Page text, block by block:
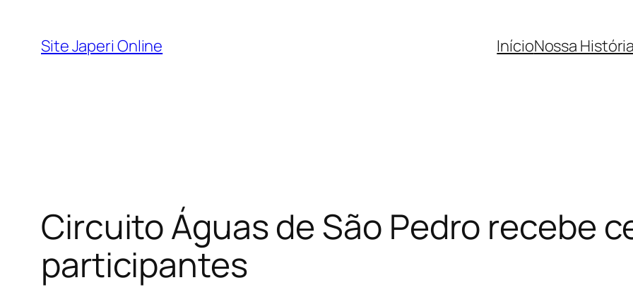
Site Japeri Online InícioNossa
Circuito Águas de São Pedro recebe
participantes